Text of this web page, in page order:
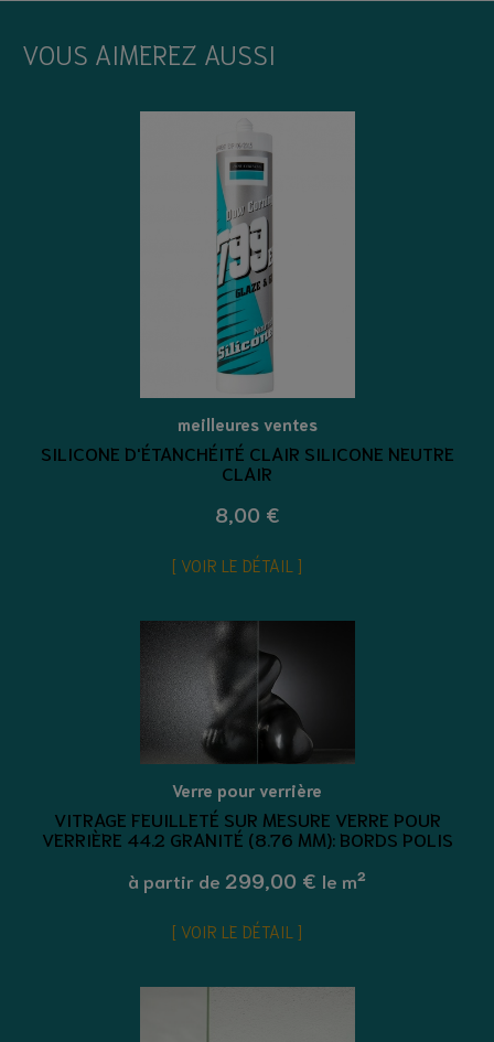
VOUS AIMEREZ AUSSI
meilleures ventes
SILICONE D'ÉTANCHÉITÉ CLAIR SILICONE NEUTRE
CLAIR
8,00 €
VOIR LE DÉTAIL
Verre pour verrière
VITRAGE FEUILLETÉ SUR MESURE VERRE POUR
VERRIÈRE 44.2 GRANITÉ (8.76 MM): BORDS POLIS
à partir de 299,00 € le m²
VOIR LE DÉTAIL